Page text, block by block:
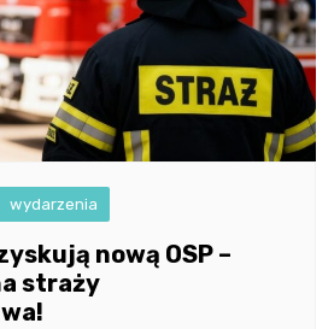
wydarzenia
nową OSP –
straży